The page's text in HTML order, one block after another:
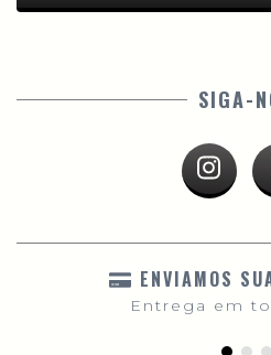
SIGA-
ENVIAMOS
Entrega em